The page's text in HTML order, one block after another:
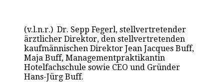
(v.l.n.r.) Dr. Sepp Fegerl, stellvertretender
ärztlicher Direktor, den stellvertretenden
kaufmännischen Direktor Jean Jacques Buff,
Maja Buff, Managementpraktikantin
Hotelfachschule sowie CEO und Gründer
Hans-Jürg Buff.